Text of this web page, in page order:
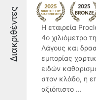
Διακριθέντες
Η εταιρεία
4ο χιλιόμετρο
Λάγους και
εμπορίας
ειδών
στον κλάδο, η
αξιόπιστο ...